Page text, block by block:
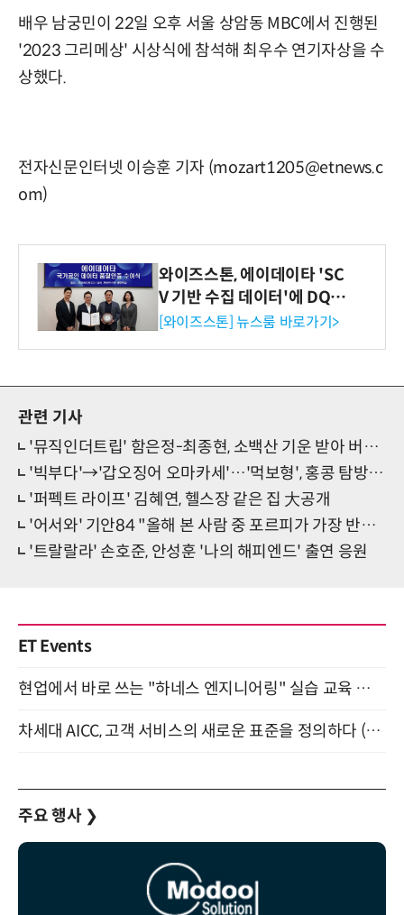
배우 남궁민이 22일 오후 서울 상암동 MBC에서 진행된
'2023 그리메상' 시상식에 참석해 최우수 연기자상을 수
상했다.
전자신문인터넷 이승훈 기자 (mozart1205@etnews.c
om)
와이즈스톤, 에이데이타 'SC
V 기반 수집 데이터'에 DQ인
증 최고 등급 수여
[와이즈스톤] 뉴스룸 바로가기>
관련 기사
'뮤직인더트립' 함은정-최종현, 소백산 기운 받아 버스킹 도전
'빅부다'→'갑오징어 오마카세'…'먹보형', 홍콩 탐방 大성공
'퍼펙트 라이프' 김혜연, 헬스장 같은 집 大공개
'어서와' 기안84 "올해 본 사람 중 포르피가 가장 반가워"
'트랄랄라' 손호준, 안성훈 '나의 해피엔드' 출연 응원
ET Events
현업에서 바로 쓰는 "하네스 엔지니어링" 실습 교육 워크숍 8월 20일 개최
차세대 AICC, 고객 서비스의 새로운 표준을 정의하다 (9/9)
주요 행사 ❯